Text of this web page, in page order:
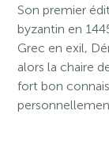
Son premier
byzantin en
Grec en exil,
alors la chaire
fort bon